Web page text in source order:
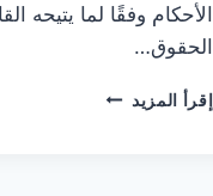
الأحكام وفقًا لما يتيحه
الحقوق…
إقرأ المزيد وزيرة